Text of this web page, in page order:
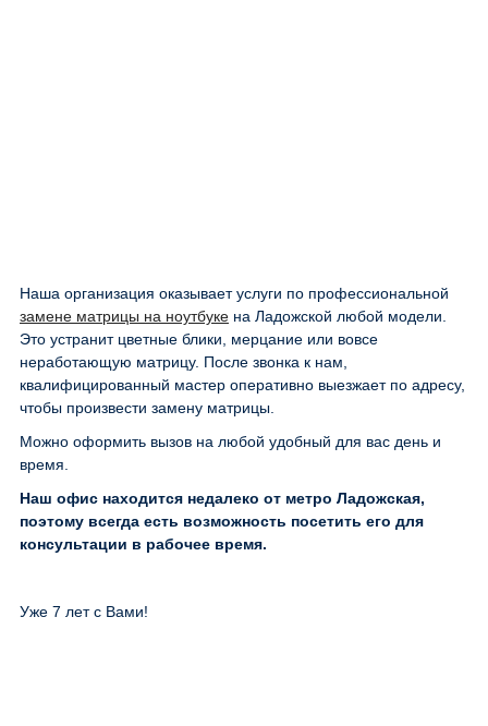
Наша организация оказывает услуги по профессиональной
замене матрицы на ноутбуке на Ладожской любой модели.
Это устранит цветные блики, мерцание или вовсе
неработающую матрицу. После звонка к нам,
квалифицированный мастер оперативно выезжает по адресу,
чтобы произвести замену матрицы.
Можно оформить вызов на любой удобный для вас день и
время.
Наш офис находится недалеко от метро Ладожская,
поэтому всегда есть возможность посетить его для
консультации в рабочее время.
Уже 7 лет с Вами!